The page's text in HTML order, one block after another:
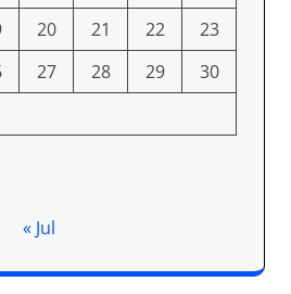
20 21 22
23
27 28 29
30
« Jul